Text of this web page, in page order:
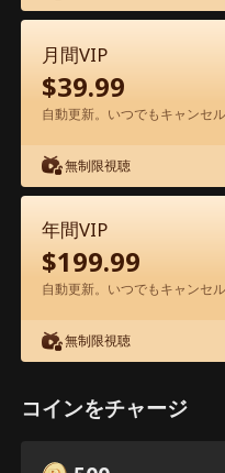
0-49 50-71
12 13
3.5k
月間VIP
$39.99
自動更新。いつでもキャンセ
無制限視聴
年間VIP
$199.99
自動更新。いつでもキャンセ
無制限視聴
コインをチャージ